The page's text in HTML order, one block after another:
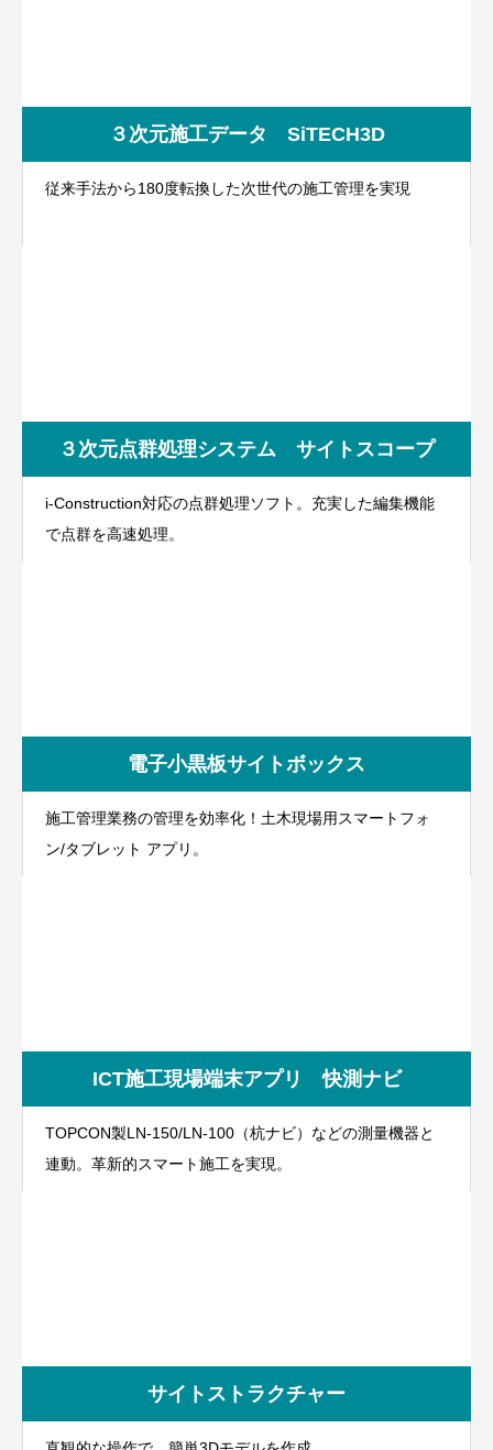
３次元施工データ SiTECH3D
従来手法から180度転換した次世代の施工管理を実現
３次元点群処理システム サイトスコープ
i-Construction対応の点群処理ソフト。充実した編集機能
で点群を高速処理。
電子小黒板サイトボックス
施工管理業務の管理を効率化！土木現場用スマートフォ
ン/タブレット アプリ。
ICT施工現場端末アプリ 快測ナビ
TOPCON製LN-150/LN-100（杭ナビ）などの測量機器と
連動。革新的スマート施工を実現。
サイトストラクチャー